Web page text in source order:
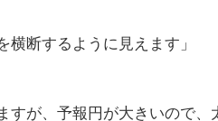
横断するように見えます」
すが、予報円が大きいので